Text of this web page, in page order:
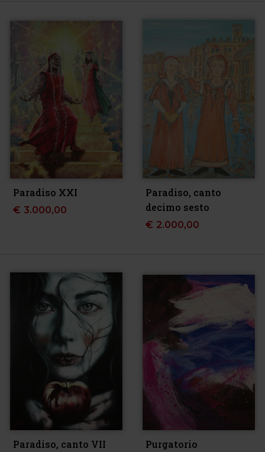
Paradiso XXI
€ 3.000,00
Paradiso, canto
decimo sesto
€ 2.000,00
Paradiso, canto VII Purgatorio